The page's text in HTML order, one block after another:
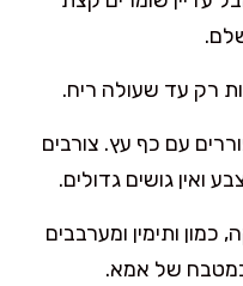
עם כף עץ. צורבים
כמון ותימין ומערבבים
של אמא.